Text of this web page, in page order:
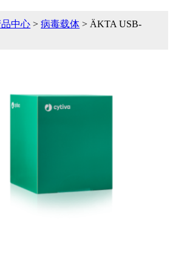
中心 >病毒载体 > ÄKTA USB-